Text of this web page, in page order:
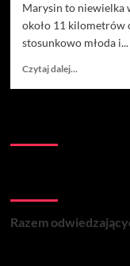
Marysin to niewielka
około 11 kilometrów
stosunkowo młoda i...
Czytaj dalej...
JEJ
Razem